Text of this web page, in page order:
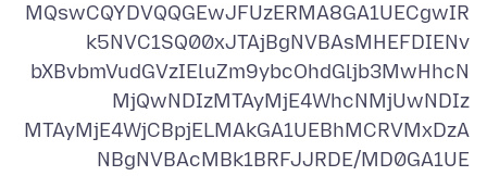
MQswCQYDVQQGEwJFUzERMA8GA1UECgwIR
bXBvbmVudGVzIEluZm9ybcOhdGljb3MwHhcN
MTAyMjE4WjCBpjELMAkGA1UEBhMCRVMxDzA